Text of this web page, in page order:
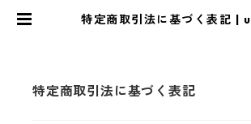
特定商取引法に基づく表記 |
特定商取引法に基づく表記